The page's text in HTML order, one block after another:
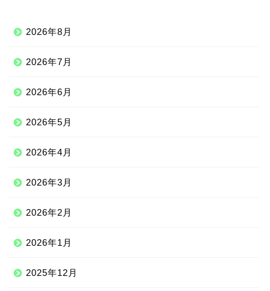
2026年8月
2026年7月
2026年6月
2026年5月
2026年4月
2026年3月
2026年2月
2026年1月
2025年12月